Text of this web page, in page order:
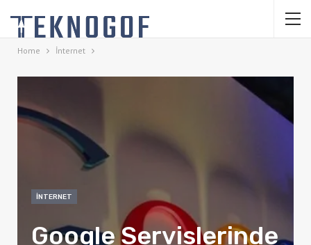
Home İnternet
İNTERNET
Google Servislerinde